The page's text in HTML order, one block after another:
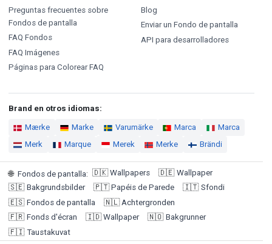
Preguntas frecuentes sobre
Fondos de pantalla
FAQ Fondos
FAQ Imágenes
Páginas para Colorear FAQ
Blog
Enviar un Fondo de pantalla
API para desarrolladores
Brand en otros idiomas:
Mærke Marke Varumärke Marca
Marca
Merk
Marque Merek Merke Brändi
🌐 Fondos de pantalla: 🇩🇰 Wallpapers 🇩🇪 Wallpaper
🇸🇪 Bakgrundsbilder 🇵🇹 Papéis de Parede 🇮🇹 Sfondi
🇪🇸 Fondos de pantalla 🇳🇱 Achtergronden
🇫🇷 Fonds d'écran 🇮🇩 Wallpaper 🇳🇴 Bakgrunner
🇫🇮 Taustakuvat